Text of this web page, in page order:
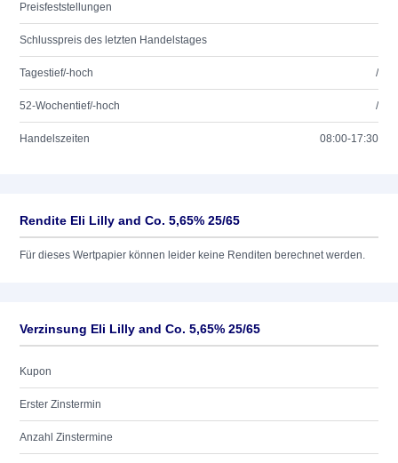
Preisfeststellungen
Schlusspreis des letzten Handelstages
Tagestief/-hoch /
52-Wochentief/-hoch /
Handelszeiten 08:00-17:30
Rendite Eli Lilly and Co. 5,65% 25/65
Für dieses Wertpapier können leider keine Renditen berechnet werden.
Verzinsung Eli Lilly and Co. 5,65% 25/65
Kupon
Erster Zinstermin
Anzahl Zinstermine